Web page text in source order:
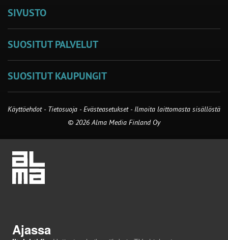
SIVUSTO
SUOSITUT PALVELUT
SUOSITUT KAUPUNGIT
Käyttöehdot - Tietosuoja -Evästeasetukset- Ilmoita laittomasta sisällöstä
© 2026 Alma Media Finland Oy